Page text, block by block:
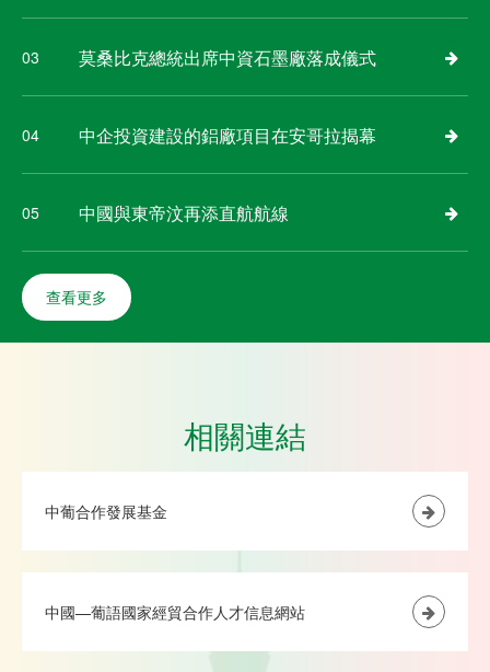
03 莫桑比克總統出席中資石墨廠落成儀式
04 中企投資建設的鋁廠項目在安哥拉揭幕
05 中國與東帝汶再添直航航線
查看更多
相關連結
中葡合作發展基金
中國—葡語國家經貿合作人才信息網站